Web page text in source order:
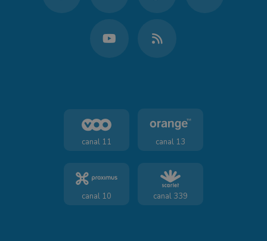
canal 11 canal 13
canal 10 canal 339